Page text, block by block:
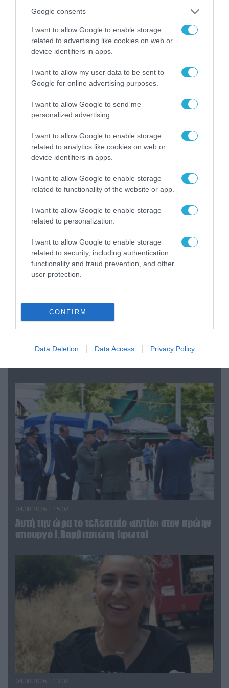
Google consents
I want to allow Google to enable storage
related to advertising like cookies on web or
device identifiers in apps.
I want to allow my user data to be sent to
Google for online advertising purposes.
I want to allow Google to send me
personalized advertising.
I want to allow Google to enable storage
related to analytics like cookies on web or
device identifiers in apps.
I want to allow Google to enable storage
related to functionality of the website or app.
I want to allow Google to enable storage
related to personalization.
I want to allow Google to enable storage
related to security, including authentication
functionality and fraud prevention, and other
user protection.
CONFIRM
Data Deletion Data Access Privacy Policy
«Επιχείρηση ελεύθερα πεζοδρόμια» στην
αντικείμενα από κοινόχρηστους χώρους
τα ζώα που χάθηκαν στις πυρκαγιές της
04.08.2026 | 15:02
Αυτή την ώρα το τελευταίο «αντίο» στον πρώην
υπουργό Ι.Βαρβιτσιώτη (φωτο)
04.08.2026 | 13:02